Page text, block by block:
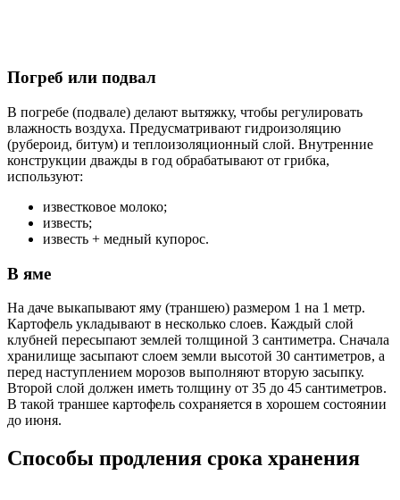
Погреб или подвал
В погребе (подвале) делают вытяжку, чтобы регулировать
влажность воздуха. Предусматривают гидроизоляцию
(рубероид, битум) и теплоизоляционный слой. Внутренние
конструкции дважды в год обрабатывают от грибка,
используют:
известковое молоко;
известь;
известь + медный купорос.
В яме
На даче выкапывают яму (траншею) размером 1 на 1 метр.
Картофель укладывают в несколько слоев. Каждый слой
клубней пересыпают землей толщиной 3 сантиметра. Сначала
хранилище засыпают слоем земли высотой 30 сантиметров, а
перед наступлением морозов выполняют вторую засыпку.
Второй слой должен иметь толщину от 35 до 45 сантиметров.
В такой траншее картофель сохраняется в хорошем состоянии
до июня.
Способы продления срока хранения